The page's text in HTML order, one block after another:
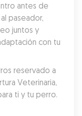
antes de
paseador,
juntos y
con tu
reservado a
Veterinaria,
ti y tu perro.